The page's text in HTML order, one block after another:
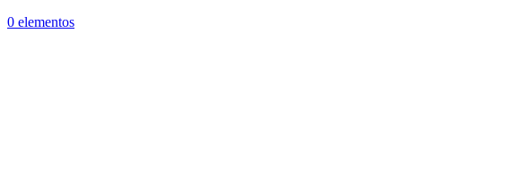
0 elementos